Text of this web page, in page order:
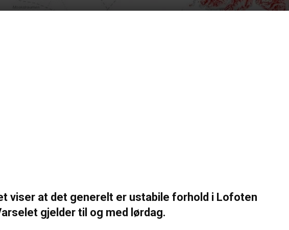
viser at det generelt er ustabile forhold i Lofoten
gjelder til og med lørdag.